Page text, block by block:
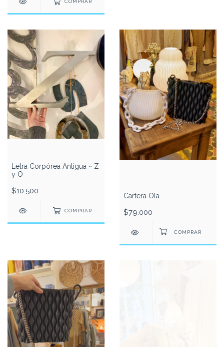
COMPRAR
Letra Corpórea Antigua ~ Z
y O
$10.500
COMPRAR
Cartera Ola
$79.000